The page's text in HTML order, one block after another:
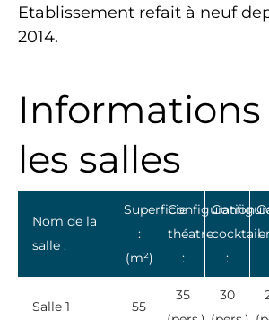
Etablissement refait à neuf
2014.
Informations
les salles
Nom de la
salle :
Superficie
:
(m²)
Configuration
théatre
:
cocktail
:
Salle 1 55
35
30